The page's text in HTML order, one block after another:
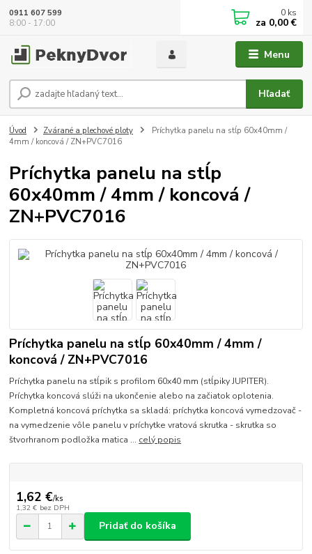
Menu
Hľadať
0911 607 599
8:00 - 17:00
0 ks
za 0,00 €
Úvod Zvárané a plechové ploty
Príchytka panelu na stĺp 60x40mm /
4mm / koncová / ZN+PVC7016
Príchytka panelu na stĺp
60x40mm / 4mm / koncová /
ZN+PVC7016
Príchytka panelu na stĺp 60x40mm / 4mm /
koncová / ZN+PVC7016
Príchytka panelu na stĺpik s profilom 60x40 mm (stĺpiky JUPITER).
Príchytka koncová slúži na ukončenie alebo na začiatok oplotenia.
Kompletná koncová príchytka sa skladá: príchytka koncová vymedzovač -
na vymedzenie vôle panelu v príchytke vratová skrutka - skrutka so
štvorhranom podložka matica ... celý popis
1,62 €/ks
1,32 € bez DPH
Pridať do košíka